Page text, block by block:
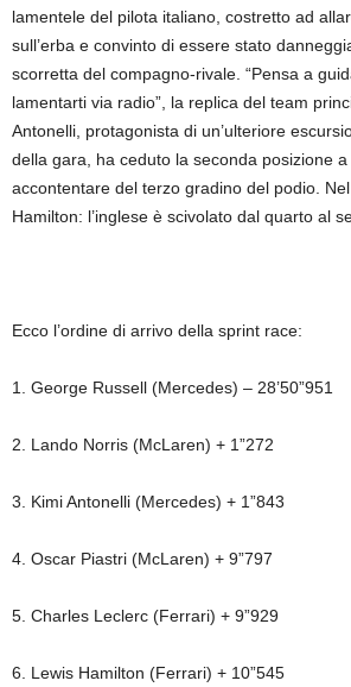
lamentele del pilota italiano, costretto ad
sull’erba e convinto di essere stato
scorretta del compagno-rivale. “Pensa a
lamentarti via radio”, la replica del team
Antonelli, protagonista di un’ulteriore
della gara, ha ceduto la seconda posizione
accontentare del terzo gradino del podio.
Hamilton: l’inglese è scivolato dal quarto al
Ecco l’ordine di arrivo della sprint race:
1. George Russell (Mercedes) – 28’50”951
2. Lando Norris (McLaren) + 1”272
3. Kimi Antonelli (Mercedes) + 1”843
4. Oscar Piastri (McLaren) + 9”797
5. Charles Leclerc (Ferrari) + 9”929
6. Lewis Hamilton (Ferrari) + 10”545